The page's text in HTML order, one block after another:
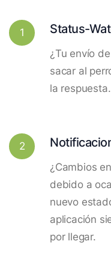
1 Status-
¿Tu envío
sacar al
la respuesta.
2
¿Cambios
debido a
nuevo
aplicación
por llegar.